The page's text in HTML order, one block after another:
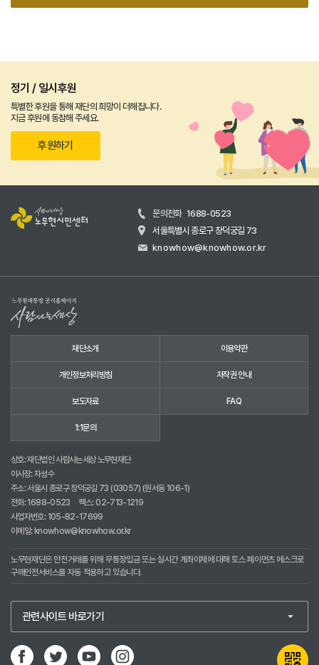
정기 / 일시후원
특별한 후원을 통해 재단의 희망이 더해집니다.
지금 후원에 동참해 주세요.
후원하기
문의전화 1688-0523
서울특별시 종로구 창덕궁길 73
knowhow@knowhow.or.kr
재단소개 이용약관
개인정보처리방침 저작권 안내
보도자료 FAQ
1:1문의
상호: 재단법인 사람사는세상 노무현재단
이사장: 차성수
주소: 서울시 종로구 창덕궁길 73 (03057) (원서동 106-1)
전화:1688-0523
팩스: 02-713-1219
사업자번호: 105-82-17699
이메일:knowhow@knowhow.or.kr
노무현재단은 안전거래를 위해 무통장입금 또는 실시간 계좌이체에 대해 토스 페이먼츠 에스크로
구매안전서비스를 자동 적용하고 있습니다.